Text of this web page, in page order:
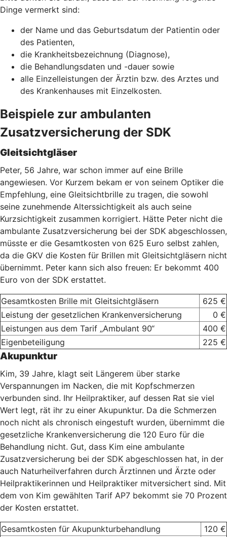
Dinge vermerkt sind:
der Name und das Geburtsdatum der Patientin oder
des Patienten,
die Krankheitsbezeichnung (Diagnose),
die Behandlungsdaten und -dauer sowie
alle Einzelleistungen der Ärztin bzw. des Arztes und
des Krankenhauses mit Einzelkosten.
Beispiele zur ambulanten
Zusatzversicherung der SDK
Gleitsichtgläser
Peter, 56 Jahre, war schon immer auf eine Brille
angewiesen. Vor Kurzem bekam er von seinem Optiker die
Empfehlung, eine Gleitsichtbrille zu tragen, die sowohl
seine zunehmende Alterssichtigkeit als auch seine
Kurzsichtigkeit zusammen korrigiert. Hätte Peter nicht die
ambulante Zusatzversicherung bei der SDK abgeschlossen,
müsste er die Gesamtkosten von 625 Euro selbst zahlen,
da die GKV die Kosten für Brillen mit Gleitsichtgläsern nicht
übernimmt. Peter kann sich also freuen: Er bekommt 400
Euro von der SDK erstattet.
Gesamtkosten Brille mit Gleitsichtgläsern
625 €
Leistung der gesetzlichen Krankenversicherung
0 €
Leistungen aus dem Tarif „Ambulant 90“
400 €
Eigenbeteiligung
225 €
Akupunktur
Kim, 39 Jahre, klagt seit Längerem über starke
Verspannungen im Nacken, die mit Kopfschmerzen
verbunden sind. Ihr Heilpraktiker, auf dessen Rat sie viel
Wert legt, rät ihr zu einer Akupunktur. Da die Schmerzen
noch nicht als chronisch eingestuft wurden, übernimmt die
gesetzliche Krankenversicherung die 120 Euro für die
Behandlung nicht. Gut, dass Kim eine ambulante
Zusatzversicherung bei der SDK abgeschlossen hat, in der
auch Naturheilverfahren durch Ärztinnen und Ärzte oder
Heilpraktikerinnen und Heilpraktiker mitversichert sind. Mit
dem von Kim gewählten Tarif AP7 bekommt sie 70 Prozent
der Kosten erstattet.
Gesamtkosten für Akupunkturbehandlung
120 €